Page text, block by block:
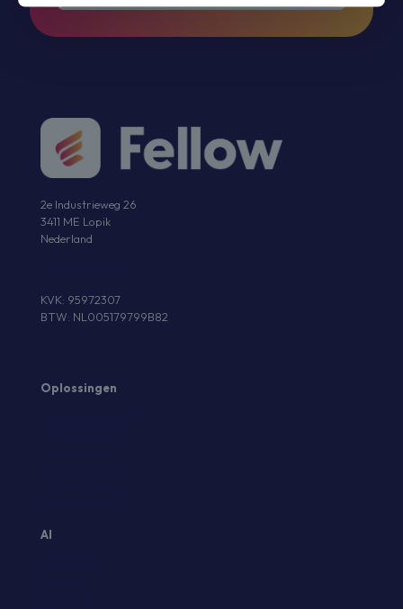
2e Industrieweg 26
3411 ME Lopik
Nederland
KVK: 95972307
BTW: NL005179799B82
Oplossingen
AI